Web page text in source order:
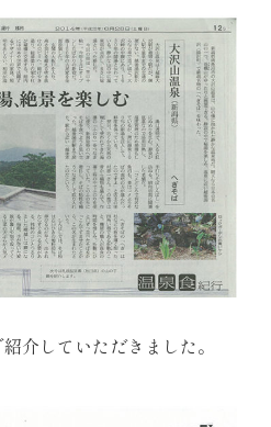
介していただきました。